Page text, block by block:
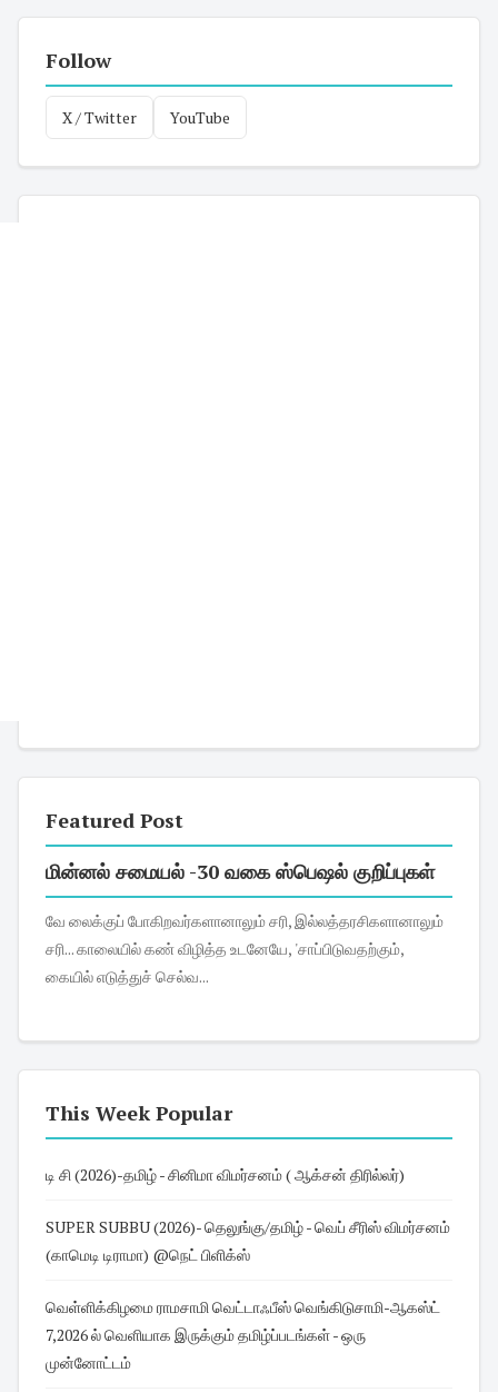
Follow
X / Twitter YouTube
Featured Post
மின்னல் சமையல் -30 வகை ஸ்பெஷல் குறிப்புகள்
வே லைக்குப் போகிறவர்களானாலும் சரி, இல்லத்தரசிகளானாலும்
சரி... காலையில் கண் விழித்த உடனேயே, 'சாப்பிடுவதற்கும்,
கையில் எடுத்துச் செல்வ...
This Week Popular
டி சி (2026)-தமிழ் - சினிமா விமர்சனம் ( ஆக்சன் திரில்லர்)
SUPER SUBBU (2026)- தெலுங்கு/தமிழ் - வெப் சீரிஸ் விமர்சனம்
(காமெடி டிராமா) @நெட் பிளிக்ஸ்
வெள்ளிக்கிழமை ராமசாமி வெட்டாஃபீஸ் வெங்கிடுசாமி-ஆகஸ்ட்
7,2026 ல் வெளியாக இருக்கும் தமிழ்ப்படங்கள் - ஒரு
முன்னோட்டம்